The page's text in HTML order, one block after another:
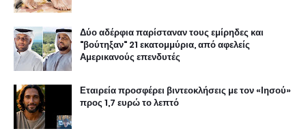
Δύο αδέρφια παρίσταναν τους εμίρηδες και
"βούτηξαν" 21 εκατομμύρια, από αφελείς
Αμερικανούς επενδυτές
Εταιρεία προσφέρει βιντεοκλήσεις με τον «Ιησού»
προς 1,7 ευρώ το λεπτό